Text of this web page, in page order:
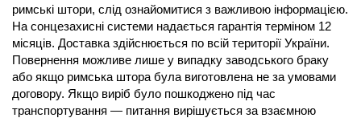
римські штори, слід ознайомитися з важливою інформацією.
На сонцезахисні системи надається гарантія терміном 12
місяців. Доставка здійснюється по всій території України.
Повернення можливе лише у випадку заводського браку
або якщо римська штора була виготовлена не за умовами
договору. Якщо виріб було пошкоджено під час
транспортування — питання вирішується за взаємною